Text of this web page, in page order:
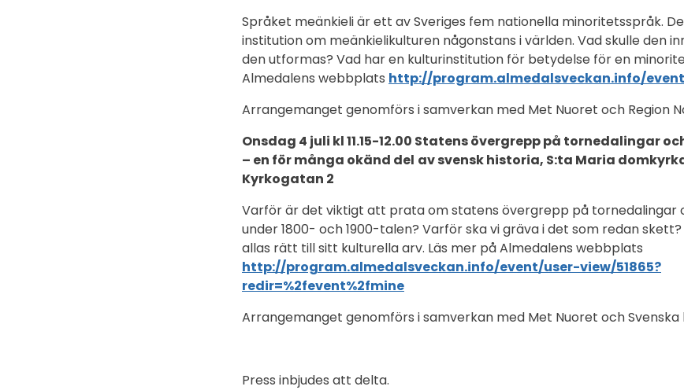
Språket meänkieli är ett av Sveriges fem nationella minoritetsspråk.
institution om meänkielikulturen någonstans i världen. Vad skulle den
den utformas? Vad har en kulturinstitution för betydelse för en
Almedalens webbplats http://program.almedalsveckan.info/
Arrangemanget genomförs i samverkan med Met Nuoret och Region
Onsdag 4 juli kl 11.15-12.00 Statens övergrepp på tornedalingar
– en för många okänd del av svensk historia, S:ta Maria
Kyrkogatan 2
Varför är det viktigt att prata om statens övergrepp på tornedalingar
under 1800- och 1900-talen? Varför ska vi gräva i det som redan
allas rätt till sitt kulturella arv. Läs mer på Almedalens webbplats
http://program.almedalsveckan.info/event/user-view/51865?
redir=%2fevent%2fmine
Arrangemanget genomförs i samverkan med Met Nuoret och Svenska
Press inbjudes att delta.